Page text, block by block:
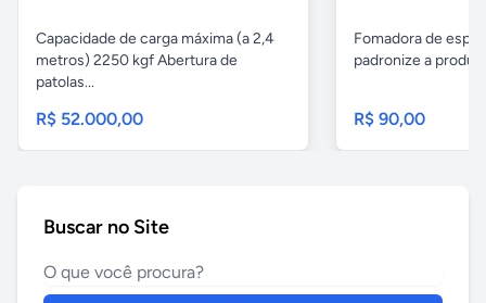
Capacidade de carga máxima (a 2,4
metros) 2250 kgf Abertura de
patolas...
R$ 52.000,00
Fomadora de
padronize a
R$ 90,00
Buscar no Site